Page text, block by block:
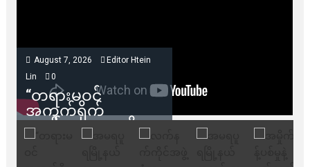
August 7, 2026
Editor Htein
Lin
0
“တရားမဝင်
အကွက်ရိုက်
ရောင်းချမှုတွေကို
သက်ဆိုင်ရာတာဝန်ရှိ